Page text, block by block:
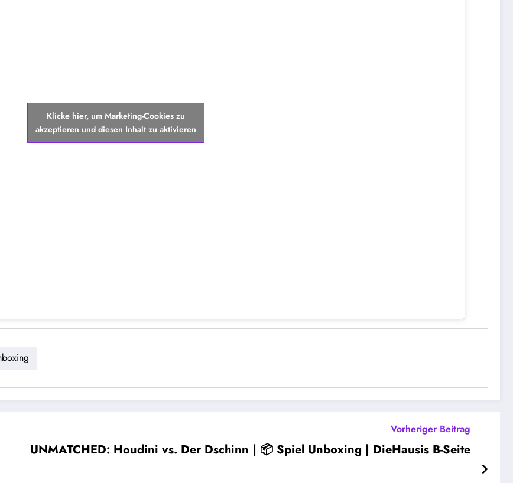
Klicke hier, um Marketing-Cookies zu
akzeptieren und diesen Inhalt zu aktivieren
Vorheriger Beitrag
UNMATCHED: Houdini vs. Der Dschinn | 📦 Spiel Unboxing | DieHausis B-Seite